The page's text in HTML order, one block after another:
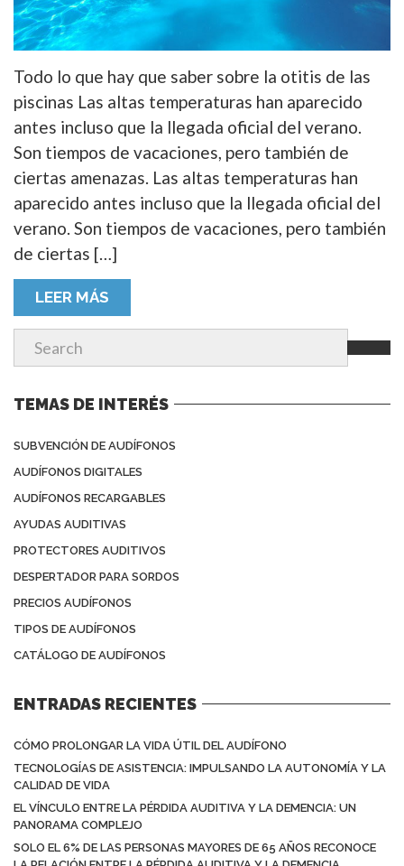
Todo lo que hay que saber sobre la otitis de las
piscinas Las altas temperaturas han aparecido
antes incluso que la llegada oficial del verano.
Son tiempos de vacaciones, pero también de
ciertas amenazas. Las altas temperaturas han
aparecido antes incluso que la llegada oficial del
verano. Son tiempos de vacaciones, pero también
de ciertas […]
LEER MÁS
TEMAS DE INTERÉS
SUBVENCIÓN DE AUDÍFONOS
AUDÍFONOS DIGITALES
AUDÍFONOS RECARGABLES
AYUDAS AUDITIVAS
PROTECTORES AUDITIVOS
DESPERTADOR PARA SORDOS
PRECIOS AUDÍFONOS
TIPOS DE AUDÍFONOS
CATÁLOGO DE AUDÍFONOS
ENTRADAS RECIENTES
CÓMO PROLONGAR LA VIDA ÚTIL DEL AUDÍFONO
TECNOLOGÍAS DE ASISTENCIA: IMPULSANDO LA AUTONOMÍA Y LA
CALIDAD DE VIDA
EL VÍNCULO ENTRE LA PÉRDIDA AUDITIVA Y LA DEMENCIA: UN
PANORAMA COMPLEJO
SOLO EL 6% DE LAS PERSONAS MAYORES DE 65 AÑOS RECONOCE